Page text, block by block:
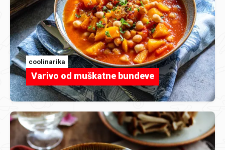
coolinarika
Varivo od muškatne bundeve